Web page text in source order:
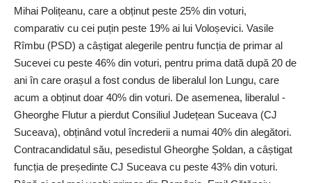
Mihai Polițeanu, care a obținut peste 25% din voturi,
comparativ cu cei puțin peste 19% ai lui Voloșevici. Vasile
Rîmbu (PSD) a câștigat alegerile pentru funcția de primar al
Sucevei cu peste 46% din voturi, pentru prima dată după 20 de
ani în care orașul a fost condus de liberalul Ion Lungu, care
acum a obținut doar 40% din voturi. De asemenea, liberalul ­
Gheorghe Flutur a pierdut Consiliul Județean Suceava (CJ
Suceava), obținând votul încrederii a numai 40% din alegători.
Contracandidatul său, pesedistul Gheorghe Șoldan, a câștigat
funcția de președinte CJ Suceava cu peste 43% din voturi.